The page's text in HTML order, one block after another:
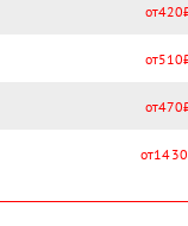
420
510
470
1430